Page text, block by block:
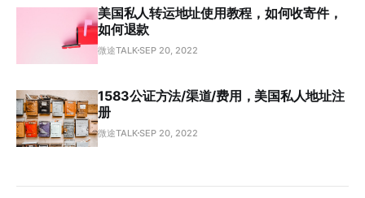
美国私人转运地址使用教程，如何收寄件，
如何退款
微途TALKSEP 20, 2022
1583公证方法/渠道/费用，美国私人地址注
册
微途TALKSEP 20, 2022